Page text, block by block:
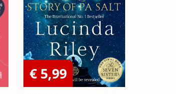
€ 5,99